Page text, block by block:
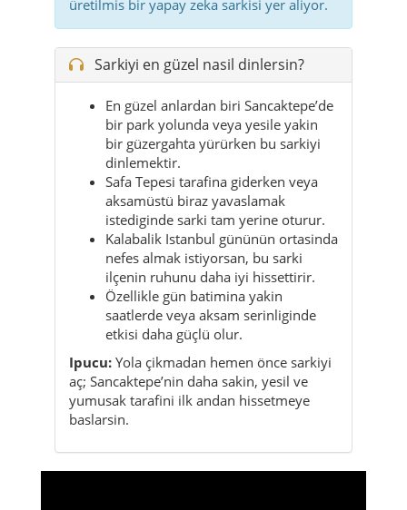
En güzel anlardan biri Sancaktepe’de
bir park yolunda veya yesile yakin
bir güzergahta yürürken bu sarkiyi
dinlemektir.
Safa Tepesi tarafina giderken veya
aksamüstü biraz yavaslamak
istediginde sarki tam yerine oturur.
Kalabalik Istanbul gününün ortasinda
nefes almak istiyorsan, bu sarki
ilçenin ruhunu daha iyi hissettirir.
Özellikle gün batimina yakin
saatlerde veya aksam serinliginde
etkisi daha güçlü olur.
Ipucu:Yola çikmadan hemen önce sarkiyi
aç; Sancaktepe’nin daha sakin, yesil ve
yumusak tarafini ilk andan hissetmeye
baslarsin.